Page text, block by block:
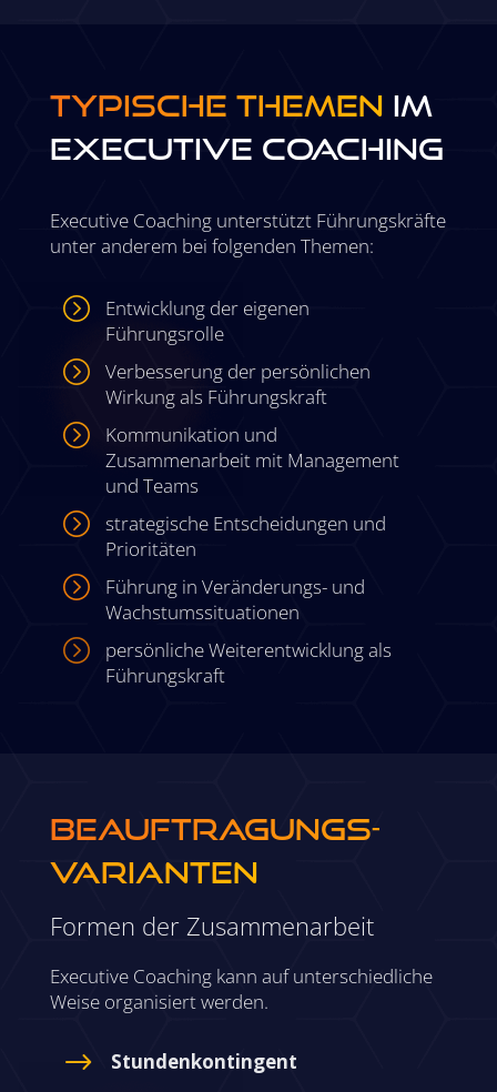
TYPISCHE THEMEN IM
EXECUTIVE COACHING
Executive Coaching unterstützt Führungskräfte
unter anderem bei folgenden Themen:
=
Entwicklung der eigenen
Führungsrolle
=
Verbesserung der persönlichen
Wirkung als Führungskraft
=
Kommunikation und
Zusammenarbeit mit Management
und Teams
=
strategische Entscheidungen und
Prioritäten
=
Führung in Veränderungs- und
Wachstumssituationen
=
persönliche Weiterentwicklung als
Führungskraft
BEAUFTRAGUNGS­
VARIANTEN
Formen der Zusammenarbeit
Executive Coaching kann auf unterschiedliche
Weise organisiert werden.
$
Stundenkontingent